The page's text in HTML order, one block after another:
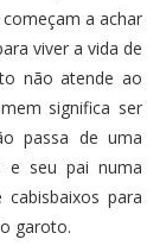
a achar
viver a vida de
não atende ao
significa ser
passa de uma
e seu pai numa
para
garoto.